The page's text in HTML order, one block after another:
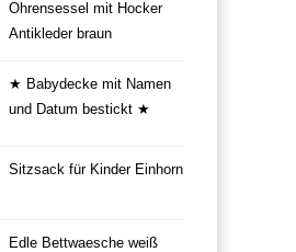
Ohrensessel mit Hocker
Antikleder braun
★ Babydecke mit Namen
und Datum bestickt ★
Sitzsack für Kinder Einhorn
Edle Bettwaesche weiß